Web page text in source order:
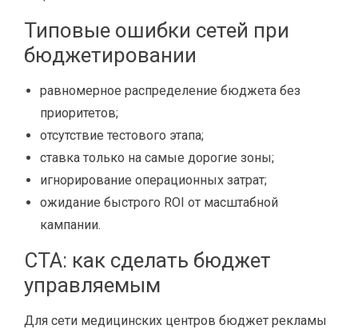
Типовые ошибки сетей при
бюджетировании
равномерное распределение бюджета без
приоритетов;
отсутствие тестового этапа;
ставка только на самые дорогие зоны;
игнорирование операционных затрат;
ожидание быстрого ROI от масштабной
кампании.
CTA: как сделать бюджет
управляемым
Для сети медицинских центров бюджет рекламы